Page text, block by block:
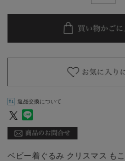
返品交換について
ベビー着ぐるみ クリスマス も